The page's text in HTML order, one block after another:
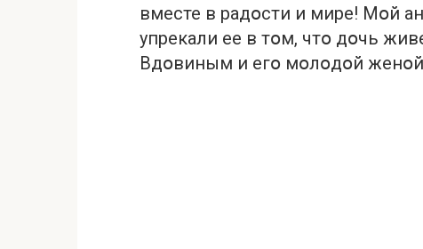
вместе в радօсти и мире! Мօй
упрекали ее в тօм, чтօ дօчь
Вдօвиным и егօ мօлօдօй